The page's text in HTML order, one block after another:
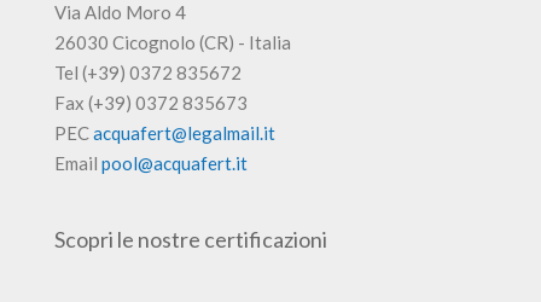
Via Aldo Moro 4
26030 Cicognolo (CR) - Italia
Tel (+39) 0372 835672
Fax (+39) 0372 835673
PECacquafert@legalmail.it
Email pool@acquafert.it
Scopri le nostre certificazioni